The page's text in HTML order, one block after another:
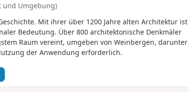
und Umgebung)
Mit ihrer über 1200 Jahre alten Architektur ist
Bedeutung. Über 800 architektonische Denkmäler
Raum vereint, umgeben von Weinbergen, darunter
der Anwendung erforderlich.